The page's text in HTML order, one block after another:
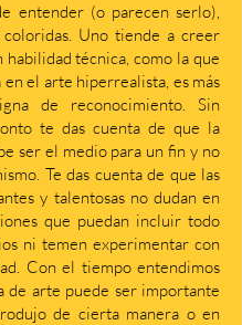
entender (o parecen serlo),
Uno tiende a creer
habilidad técnica, como la que
en el arte hiperrealista, es más
de reconocimiento. Sin
te das cuenta de que la
ser el medio para un fin y no
Te das cuenta de que las
y talentosas no dudan en
que puedan incluir todo
ni temen experimentar con
Con el tiempo entendimos
de arte puede ser importante
de cierta manera o en